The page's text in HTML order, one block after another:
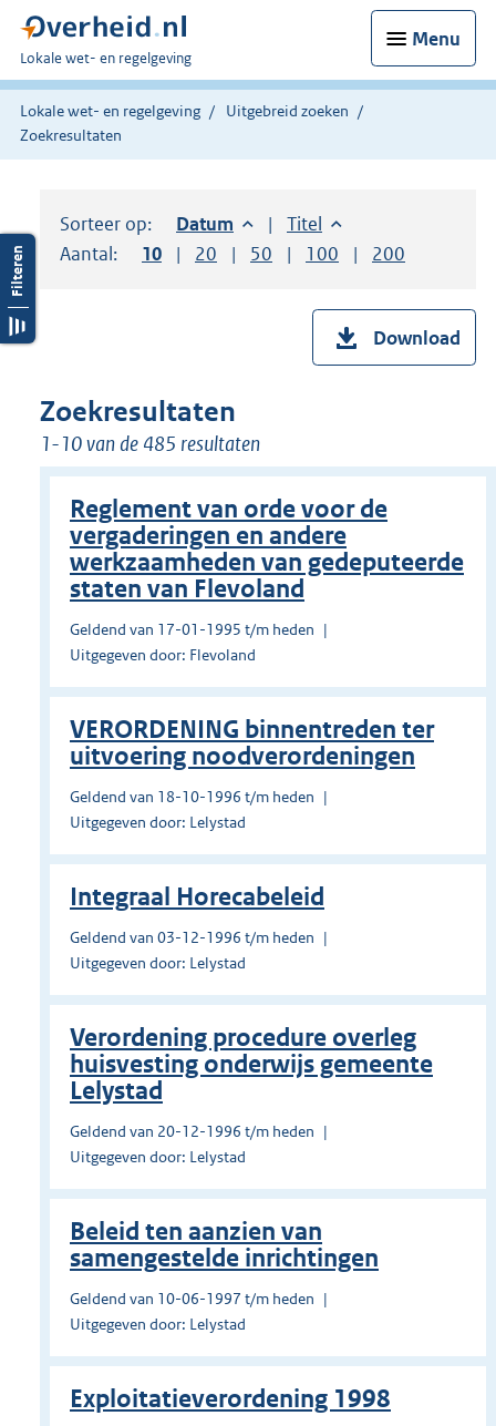
Menu
U
bent
hier:
Lokale wet- en regelgeving
Lokale wet- en regelgeving
Uitgebreid zoeken
Zoekresultaten
Sorteer op: Sorteer op:
Datum aflopendSorteer op:
Titel oplopend
Aantal:
Toon
10 resultaten per pagina
Toon
20 resultaten per pagina
Toon
50 resultaten per pagina
Toon
100 resultaten per
Toon
200
Download
Zoekresultaten
1-10 van de 485 resultaten
Reglement van orde voor de
vergaderingen en andere
werkzaamheden van gedeputeerde
staten van Flevoland
Geldend van 17-01-1995 t/m heden
Uitgegeven door: Flevoland
VERORDENING binnentreden ter
uitvoering noodverordeningen
Geldend van 18-10-1996 t/m heden
Uitgegeven door: Lelystad
Integraal Horecabeleid
Geldend van 03-12-1996 t/m heden
Uitgegeven door: Lelystad
Verordening procedure overleg
huisvesting onderwijs gemeente
Lelystad
Geldend van 20-12-1996 t/m heden
Uitgegeven door: Lelystad
Beleid ten aanzien van
samengestelde inrichtingen
Geldend van 10-06-1997 t/m heden
Uitgegeven door: Lelystad
Exploitatieverordening 1998